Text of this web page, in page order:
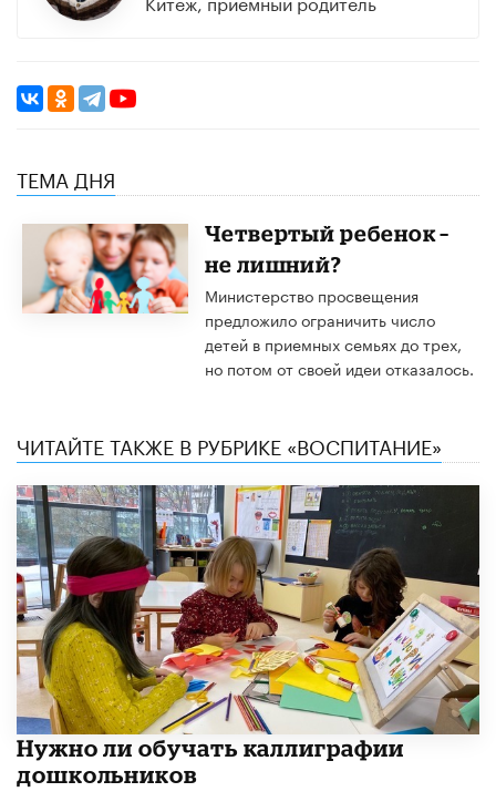
ТЕМА ДНЯ
Четвертый ребенок –
не лишний?
Министерство просвещения
предложило ограничить число
детей в приемных семьях до трех,
но потом от своей идеи отказалось.
ЧИТАЙТЕ ТАКЖЕ В РУБРИКЕ «ВОСПИТАНИЕ»
Нужно ли обучать каллиграфии
дошкольников